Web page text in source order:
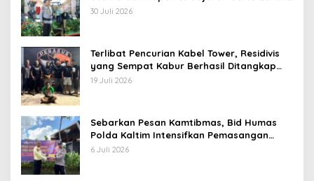
Karolog dan Kapolresta Gowa
30 Juli 2026
Terlibat Pencurian Kabel Tower, Residivis
yang Sempat Kabur Berhasil Ditangkap
Tim Gabungan di Jeneponto
19 Juli 2026
Sebarkan Pesan Kamtibmas, Bid Humas
Polda Kaltim Intensifkan Pemasangan
Spanduk serta Pembagian Stiker
6 Juli 2026